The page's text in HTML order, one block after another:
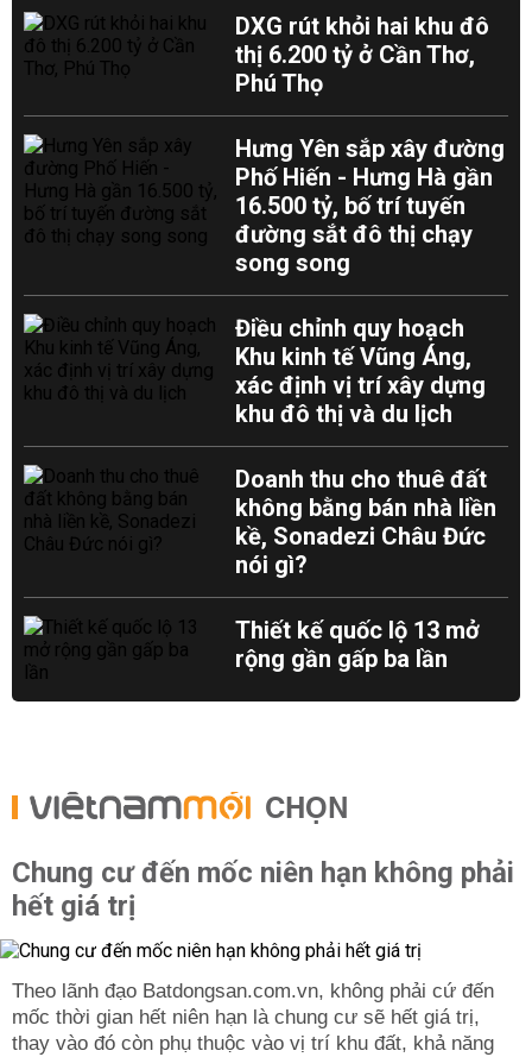
DXG rút khỏi hai khu đô
thị 6.200 tỷ ở Cần Thơ,
Phú Thọ
Hưng Yên sắp xây đường
Phố Hiến - Hưng Hà gần
16.500 tỷ, bố trí tuyến
đường sắt đô thị chạy
song song
Điều chỉnh quy hoạch
Khu kinh tế Vũng Áng,
xác định vị trí xây dựng
khu đô thị và du lịch
Doanh thu cho thuê đất
không bằng bán nhà liền
kề, Sonadezi Châu Đức
nói gì?
Thiết kế quốc lộ 13 mở
rộng gần gấp ba lần
CHỌN
Chung cư đến mốc niên hạn không phải
hết giá trị
Theo lãnh đạo Batdongsan.com.vn, không phải cứ đến
mốc thời gian hết niên hạn là chung cư sẽ hết giá trị,
thay vào đó còn phụ thuộc vào vị trí khu đất, khả năng